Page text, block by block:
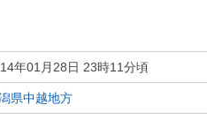
年01月28日 23時11分頃
県中越地方